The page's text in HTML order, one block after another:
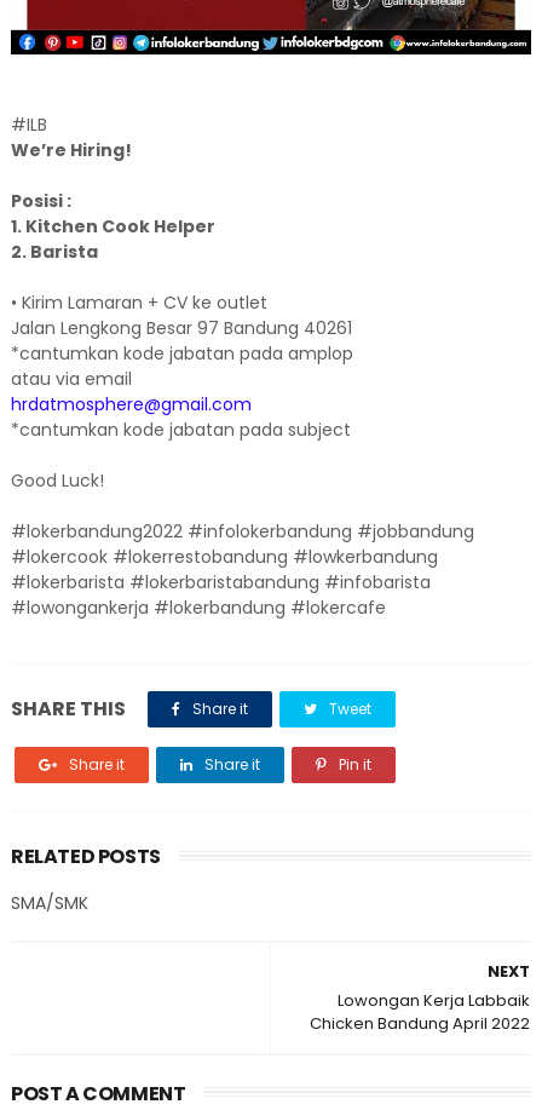
#ILB
We’re Hiring!
Posisi :
1. Kitchen Cook Helper
2. Barista
• Kirim Lamaran + CV ke outlet⁣
Jalan Lengkong Besar 97 Bandung 40261⁣
*cantumkan kode jabatan pada amplop⁣
atau via email⁣
hrdatmosphere@gmail.com⁣
*cantumkan kode jabatan pada subject ⁣
Good Luck!⁣
#lokerbandung2022 #infolokerbandung #jobbandung
#lokercook #lokerrestobandung #lowkerbandung
#lokerbarista #lokerbaristabandung #infobarista
#lowongankerja #lokerbandung #lokercafe⁣
SHARE THIS Share it Tweet
Share it Share it Pin it
RELATED POSTS
SMA/SMK
NEXT
Lowongan Kerja Labbaik
Chicken Bandung April 2022
POST A COMMENT